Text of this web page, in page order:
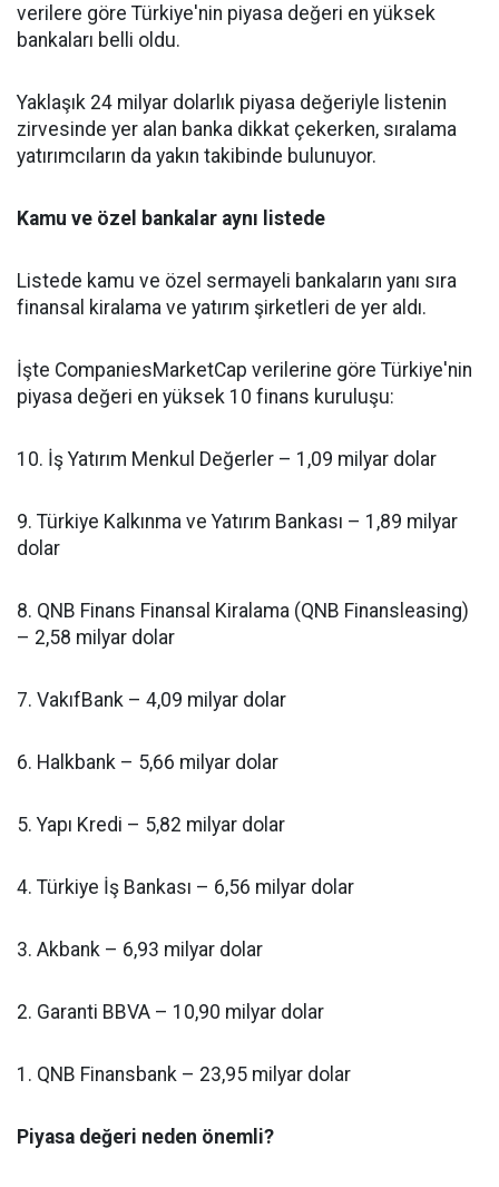
verilere göre Türkiye'nin piyasa değeri en yüksek
bankaları belli oldu.
Yaklaşık 24 milyar dolarlık piyasa değeriyle listenin
zirvesinde yer alan banka dikkat çekerken, sıralama
yatırımcıların da yakın takibinde bulunuyor.
Kamu ve özel bankalar aynı listede
Listede kamu ve özel sermayeli bankaların yanı sıra
finansal kiralama ve yatırım şirketleri de yer aldı.
İşte CompaniesMarketCap verilerine göre Türkiye'nin
piyasa değeri en yüksek 10 finans kuruluşu:
10. İş Yatırım Menkul Değerler – 1,09 milyar dolar
9. Türkiye Kalkınma ve Yatırım Bankası – 1,89 milyar
dolar
8. QNB Finans Finansal Kiralama (QNB Finansleasing)
– 2,58 milyar dolar
7. VakıfBank – 4,09 milyar dolar
6. Halkbank – 5,66 milyar dolar
5. Yapı Kredi – 5,82 milyar dolar
4. Türkiye İş Bankası – 6,56 milyar dolar
3. Akbank – 6,93 milyar dolar
2. Garanti BBVA – 10,90 milyar dolar
1. QNB Finansbank – 23,95 milyar dolar
Piyasa değeri neden önemli?